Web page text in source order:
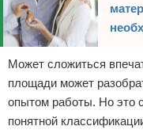
Может сложиться
площади может
опытом работы. Но это
понятной